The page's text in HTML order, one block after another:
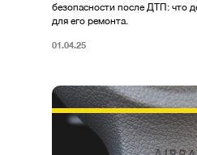
безопасности после ДТП: что
для его ремонта.
01.04.25